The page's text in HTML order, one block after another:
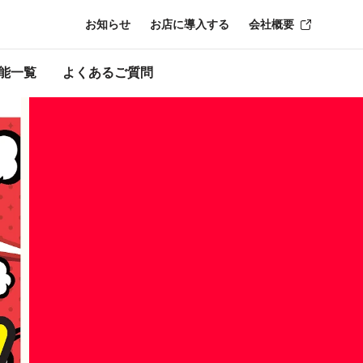
一覧 よくあるご質問
お知らせ お店に導入する 会社概要